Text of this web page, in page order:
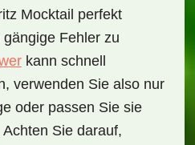
Mocktail perfekt
Fehler zu
kann schnell
verwenden Sie also nur
oder passen Sie sie
Sie darauf,